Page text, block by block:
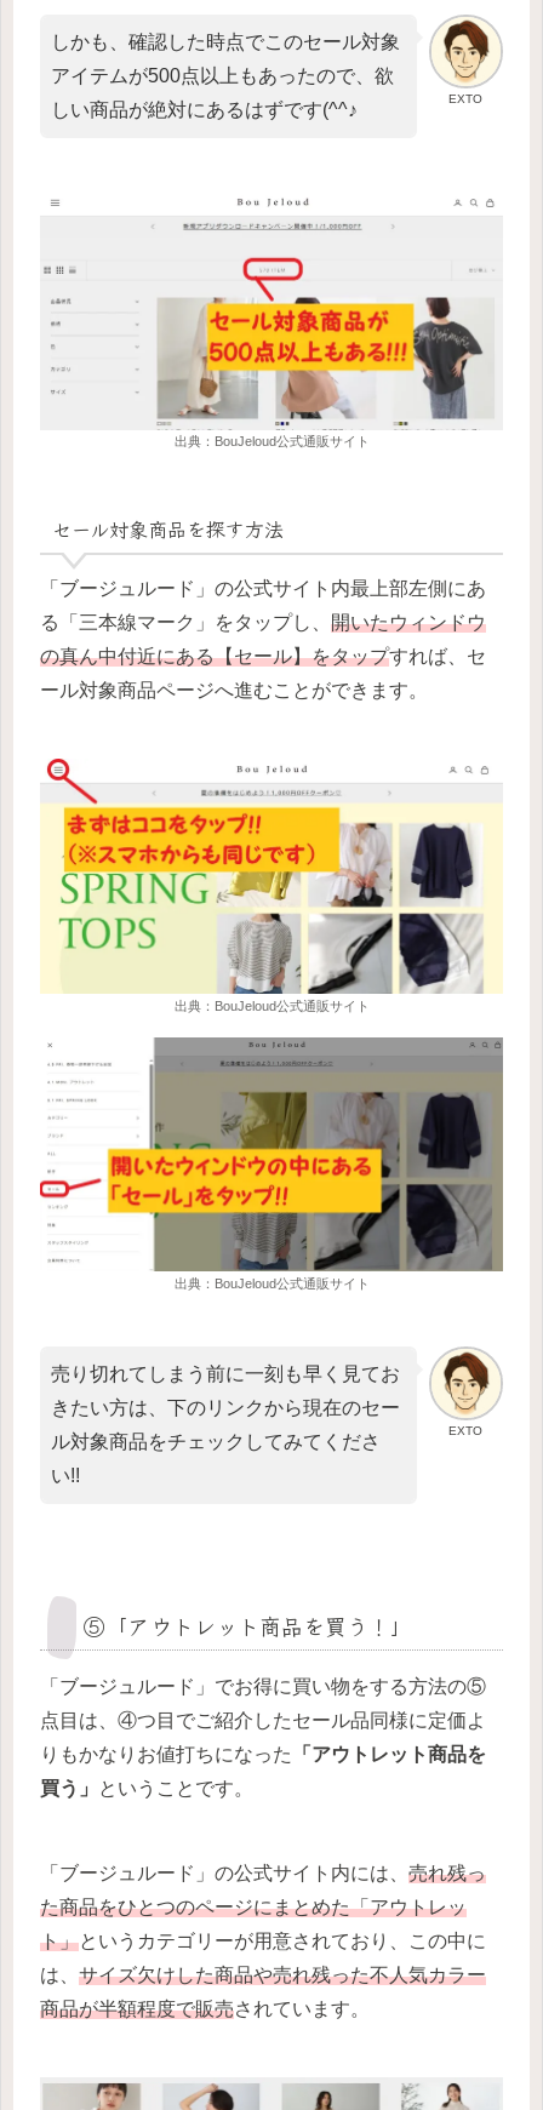
EXTO
しかも、確認した時点でこのセール対象
アイテムが500点以上もあったので、欲
しい商品が絶対にあるはずです(^^♪
出典：BouJeloud公式通販サイト
セール対象商品を探す方法
「ブージュルード」の公式サイト内最上部左側にあ
る「三本線マーク」をタップし、 開いたウィンドウ
の真ん中付近にある【セール】をタップすれば、セ
ール対象商品ページへ進むことができます。
出典：BouJeloud公式通販サイト
出典：BouJeloud公式通販サイト
EXTO
売り切れてしまう前に一刻も早く見てお
きたい方は、下のリンクから現在のセー
ル対象商品をチェックしてみてくださ
い!!
⑤「アウトレット商品を買う！」
「ブージュルード」でお得に買い物をする方法の⑤
点目は、④つ目でご紹介したセール品同様に定価よ
りもかなりお値打ちになった
「アウトレット商品を
買う」
ということです。
「ブージュルード」の公式サイト内には、 売れ残っ
た商品をひとつのページにまとめた「アウトレッ
ト」というカテゴリーが用意されており、この中に
は、 サイズ欠けした商品や売れ残った不人気カラー
商品が半額程度で販売されています。